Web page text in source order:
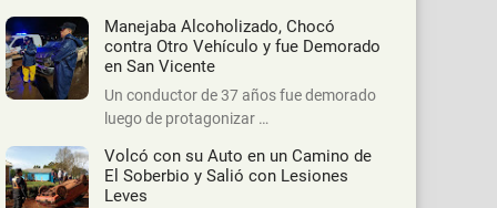
Manejaba Alcoholizado, Chocó
contra Otro Vehículo y fue Demorado
en San Vicente
Un conductor de 37 años fue demorado
luego de protagonizar …
Volcó con su Auto en un Camino de
El Soberbio y Salió con Lesiones
Leves